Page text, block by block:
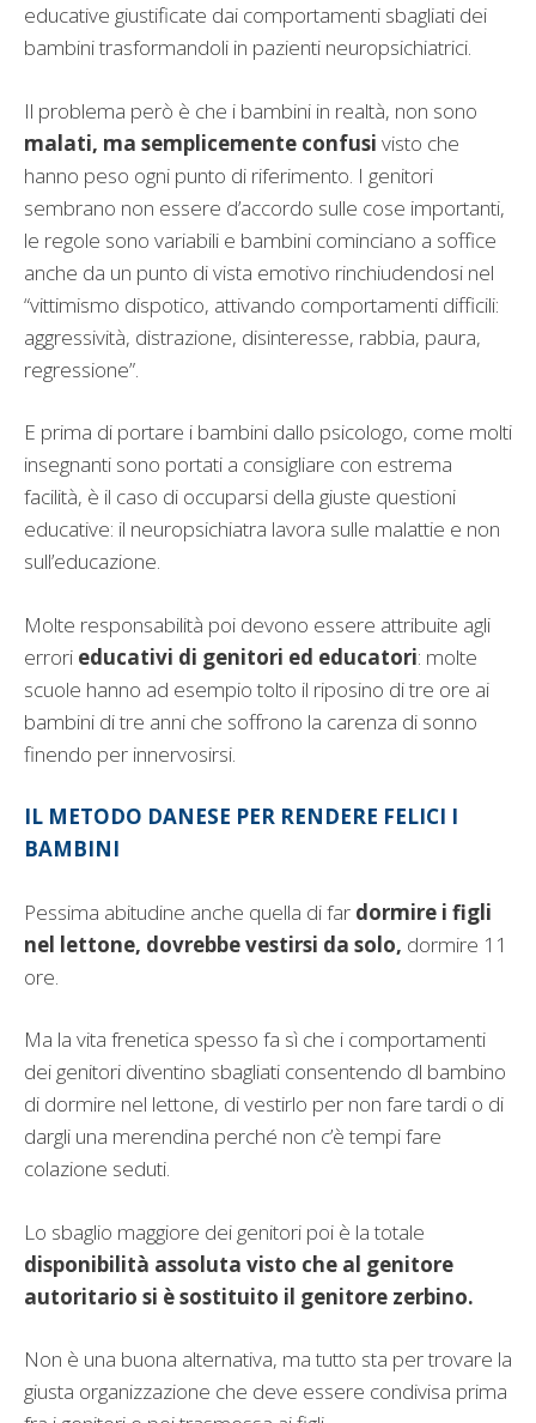
educative giustificate dai comportamenti sbagliati dei
bambini trasformandoli in pazienti neuropsichiatrici.
Il problema però è che i bambini in realtà, non sono
malati, ma semplicemente confusi visto che
hanno peso ogni punto di riferimento. I genitori
sembrano non essere d’accordo sulle cose importanti,
le regole sono variabili e bambini cominciano a soffice
anche da un punto di vista emotivo rinchiudendosi nel
“vittimismo dispotico, attivando comportamenti difficili:
aggressività, distrazione, disinteresse, rabbia, paura,
regressione”.
E prima di portare i bambini dallo psicologo, come molti
insegnanti sono portati a consigliare con estrema
facilità, è il caso di occuparsi della giuste questioni
educative: il neuropsichiatra lavora sulle malattie e non
sull’educazione.
Molte responsabilità poi devono essere attribuite agli
errori educativi di genitori ed educatori: molte
scuole hanno ad esempio tolto il riposino di tre ore ai
bambini di tre anni che soffrono la carenza di sonno
finendo per innervosirsi.
IL METODO DANESE PER RENDERE FELICI I
BAMBINI
Pessima abitudine anche quella di far dormire i figli
nel lettone, dovrebbe vestirsi da solo, dormire 11
ore.
Ma la vita frenetica spesso fa sì che i comportamenti
dei genitori diventino sbagliati consentendo dl bambino
di dormire nel lettone, di vestirlo per non fare tardi o di
dargli una merendina perché non c’è tempi fare
colazione seduti.
Lo sbaglio maggiore dei genitori poi è la totale
disponibilità assoluta visto che al genitore
autoritario si è sostituito il genitore zerbino.
Non è una buona alternativa, ma tutto sta per trovare la
giusta organizzazione che deve essere condivisa prima